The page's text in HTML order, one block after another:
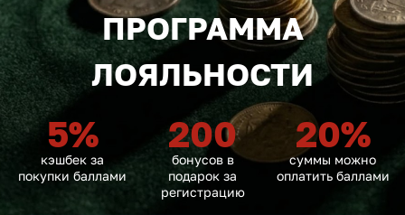
ПРОГРАММА
ЛОЯЛЬНОСТИ
5%
кэшбек за
покупки баллами
200
бонусов в
подарок за
регистрацию
20%
суммы можно
оплатить баллами